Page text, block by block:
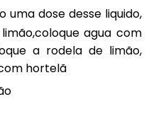
uma dose desse liquido,
agua com
a rodela de limão,
hortelã